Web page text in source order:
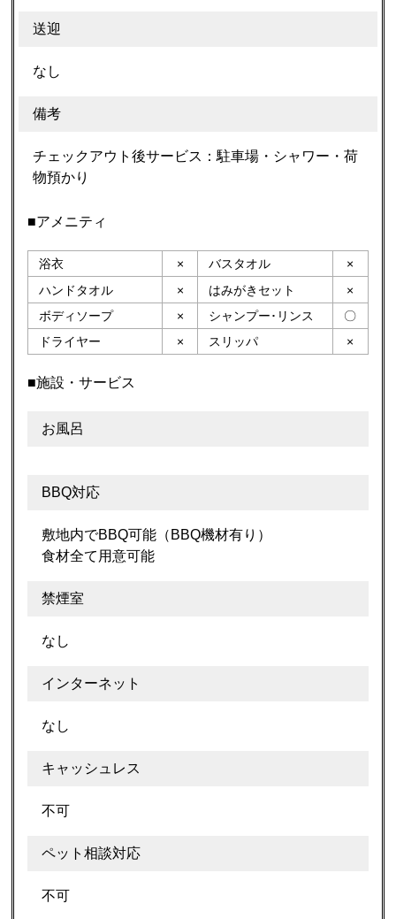
送迎
なし
備考
チェックアウト後サービス：駐車場・シャワー・荷
物預かり
■アメニティ
浴衣 × バスタオル
×
ハンドタオル
× はみがきセット
×
ボディソープ
× シャンプー･リンス
〇
ドライヤー
× スリッパ ×
■施設・サービス
お風呂
BBQ対応
敷地内でBBQ可能（BBQ機材有り）
食材全て用意可能
禁煙室
なし
インターネット
なし
キャッシュレス
不可
ペット相談対応
不可